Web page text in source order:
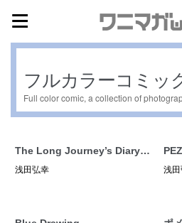
ナ
ョ
ッ
コ
へ
フルカラーコミッ
Full color comic, a collection of
The Long Journey’s Diary｜
A COMIC（サイン本）
浅田弘幸 浅